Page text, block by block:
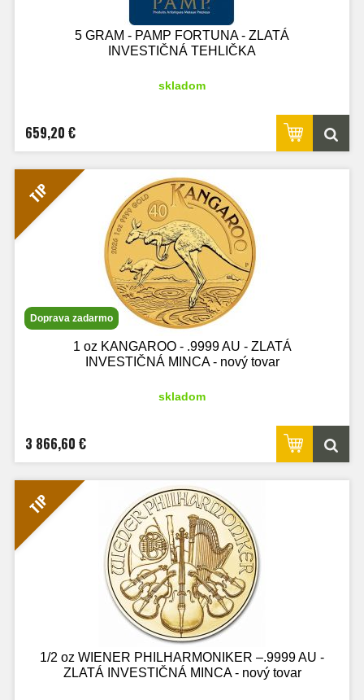
5 GRAM - PAMP FORTUNA - ZLATÁ
INVESTIČNÁ TEHLIČKA
skladom
659,20 €
TIP
Doprava zadarmo
1 oz KANGAROO - .9999 AU - ZLATÁ
INVESTIČNÁ MINCA - nový tovar
skladom
3 866,60 €
TIP
1/2 oz WIENER PHILHARMONIKER –.9999 AU -
ZLATÁ INVESTIČNÁ MINCA - nový tovar